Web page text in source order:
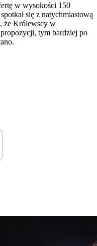
w wysokości 150
się z natychmiastową
że Królewscy w
tym bardziej po